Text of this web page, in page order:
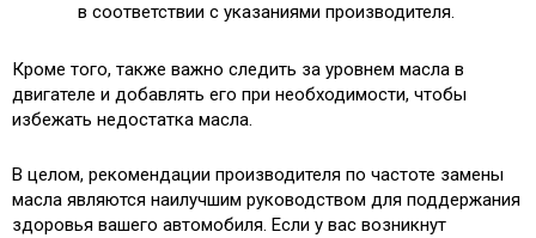
в соответствии с указаниями производителя.
Кроме того, также важно следить за уровнем масла в
двигателе и добавлять его при необходимости, чтобы
избежать недостатка масла.
В целом, рекомендации производителя по частоте замены
масла являются наилучшим руководством для поддержания
здоровья вашего автомобиля. Если у вас возникнут